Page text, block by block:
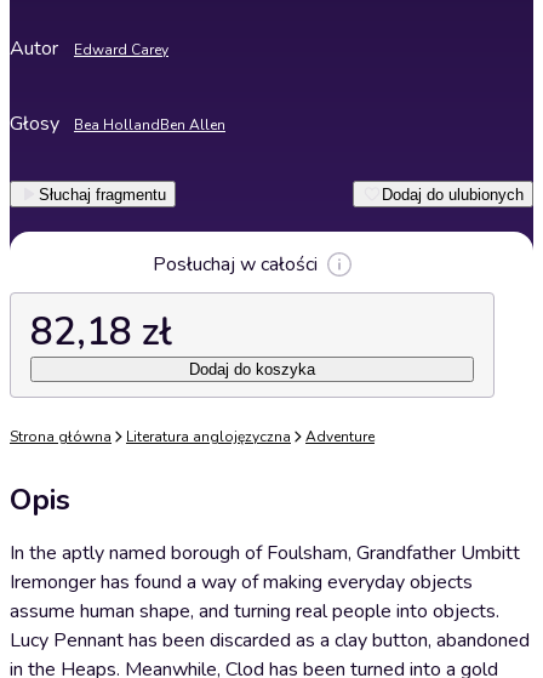
Autor Edward Carey
Głosy Bea HollandBen Allen
Słuchaj fragmentu Dodaj do ulubionych
Posłuchaj w całości
82,18 zł
Dodaj do koszyka
Strona główna Literatura anglojęzyczna Adventure
Opis
In the aptly named borough of Foulsham, Grandfather Umbitt
Iremonger has found a way of making everyday objects
assume human shape, and turning real people into objects.
Lucy Pennant has been discarded as a clay button, abandoned
in the Heaps. Meanwhile, Clod has been turned into a gold